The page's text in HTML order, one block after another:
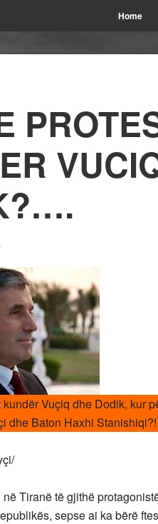
Home
kundër Vuçiq dhe Dodik, kur
dhe Baton Haxhi
Tiranë të gjithë
sepse ai ka bërë